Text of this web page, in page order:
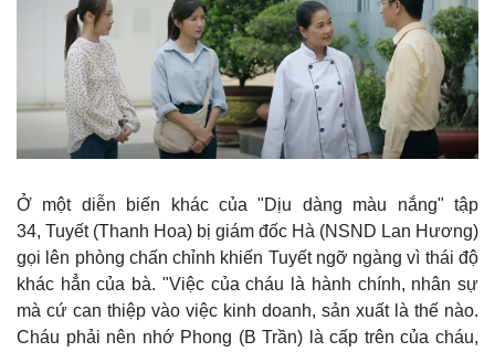
Ở một diễn biến khác của "Dịu dàng màu nắng" tập
34, Tuyết (Thanh Hoa) bị giám đốc Hà (NSND Lan Hương)
gọi lên phòng chấn chỉnh khiến Tuyết ngỡ ngàng vì thái độ
khác hẳn của bà. "Việc của cháu là hành chính, nhân sự
mà cứ can thiệp vào việc kinh doanh, sản xuất là thế nào.
Cháu phải nên nhớ Phong (B Trần) là cấp trên của cháu,